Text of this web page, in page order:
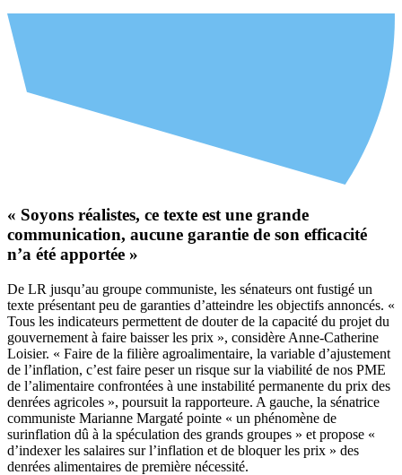
« Soyons réalistes, ce texte est une grande
communication, aucune garantie de son efficacité
n’a été apportée »
De LR jusqu’au groupe communiste, les sénateurs ont fustigé un
texte présentant peu de garanties d’atteindre les objectifs annoncés. «
Tous les indicateurs permettent de douter de la capacité du projet du
gouvernement à faire baisser les prix », considère Anne-Catherine
Loisier. « Faire de la filière agroalimentaire, la variable d’ajustement
de l’inflation, c’est faire peser un risque sur la viabilité de nos PME
de l’alimentaire confrontées à une instabilité permanente du prix des
denrées agricoles », poursuit la rapporteure. A gauche, la sénatrice
communiste Marianne Margaté pointe « un phénomène de
surinflation dû à la spéculation des grands groupes » et propose «
d’indexer les salaires sur l’inflation et de bloquer les prix » des
denrées alimentaires de première nécessité.